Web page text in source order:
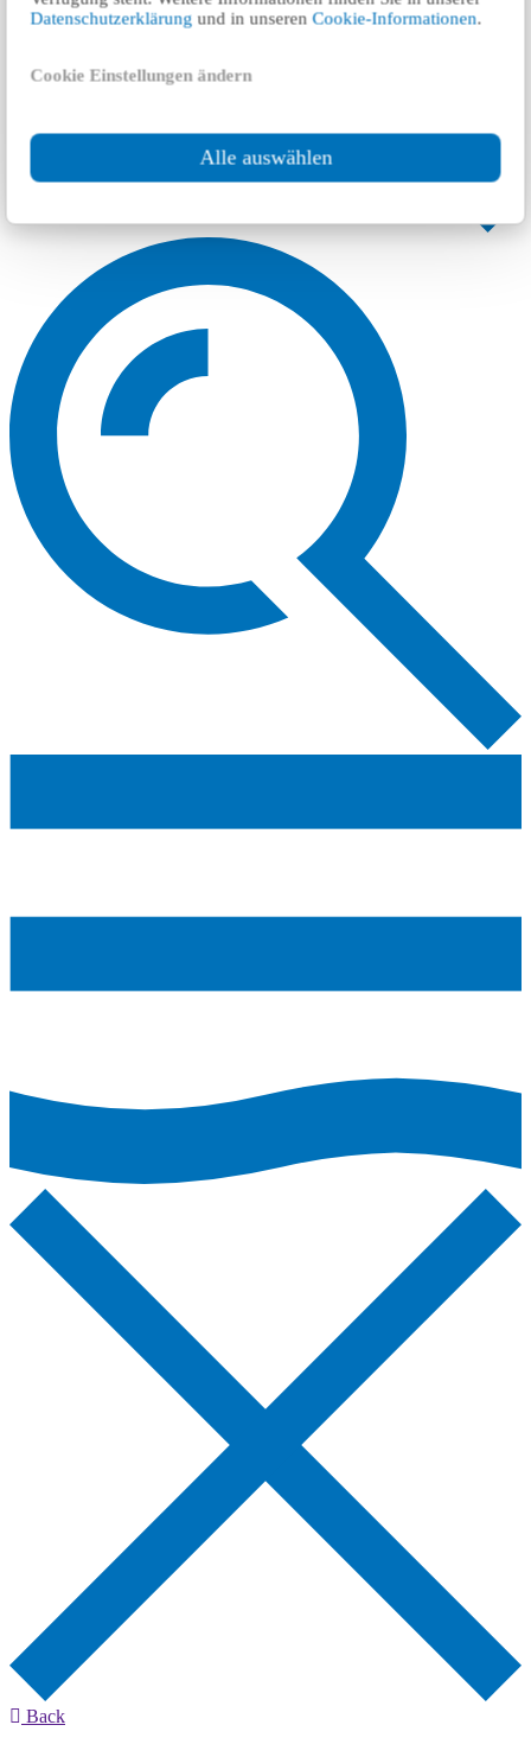
Datenschutzerklärung und in unserenCookie-Informationen.
Cookie Einstellungen ändern
Alle auswählen
Back